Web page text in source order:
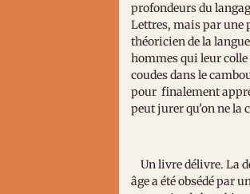
profondeurs du
Lettres, mais par une
théoricien de la
hommes qui leur
coudes dans le
pour finalement
peut jurer qu'on ne la
Un livre délivre. La
âge a été obsédé par